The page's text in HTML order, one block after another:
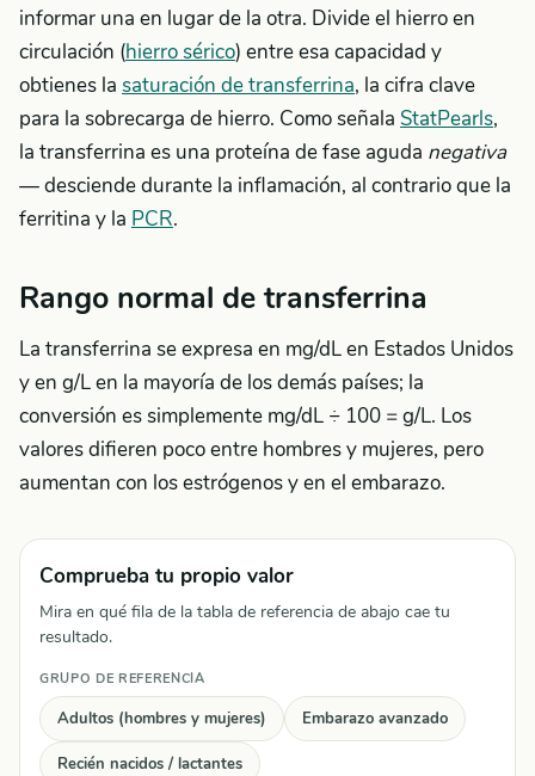
informar una en lugar de la otra. Divide el hierro en
circulación (hierro sérico) entre esa capacidad y
obtienes la saturación de transferrina, la cifra clave
para la sobrecarga de hierro. Como señala StatPearls,
la transferrina es una proteína de fase aguda negativa
— desciende durante la inflamación, al contrario que la
ferritina y la PCR.
Rango normal de transferrina
La transferrina se expresa en mg/dL en Estados Unidos
y en g/L en la mayoría de los demás países; la
conversión es simplemente mg/dL ÷ 100 = g/L. Los
valores difieren poco entre hombres y mujeres, pero
aumentan con los estrógenos y en el embarazo.
Comprueba tu propio valor
Mira en qué fila de la tabla de referencia de abajo cae tu
resultado.
GRUPO DE REFERENCIA
Adultos (hombres y mujeres) Embarazo avanzado
Recién nacidos / lactantes